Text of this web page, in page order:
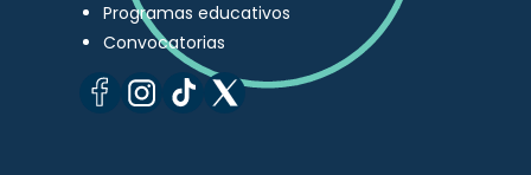
Programas educativos
Convocatorias